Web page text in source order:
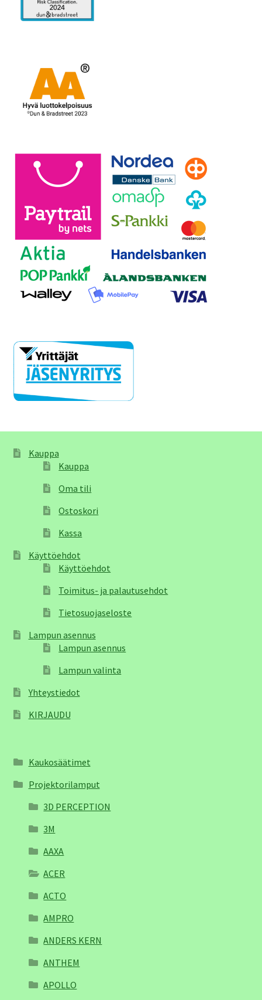
Kauppa
Kauppa
Oma tili
Ostoskori
Kassa
Käyttöehdot
Käyttöehdot
Toimitus- ja palautusehdot
Tietosuojaseloste
Lampun asennus
Lampun asennus
Lampun valinta
Yhteystiedot
KIRJAUDU
Kaukosäätimet
Projektorilamput
3D PERCEPTION
3M
AAXA
ACER
ACTO
AMPRO
ANDERS KERN
ANTHEM
APOLLO